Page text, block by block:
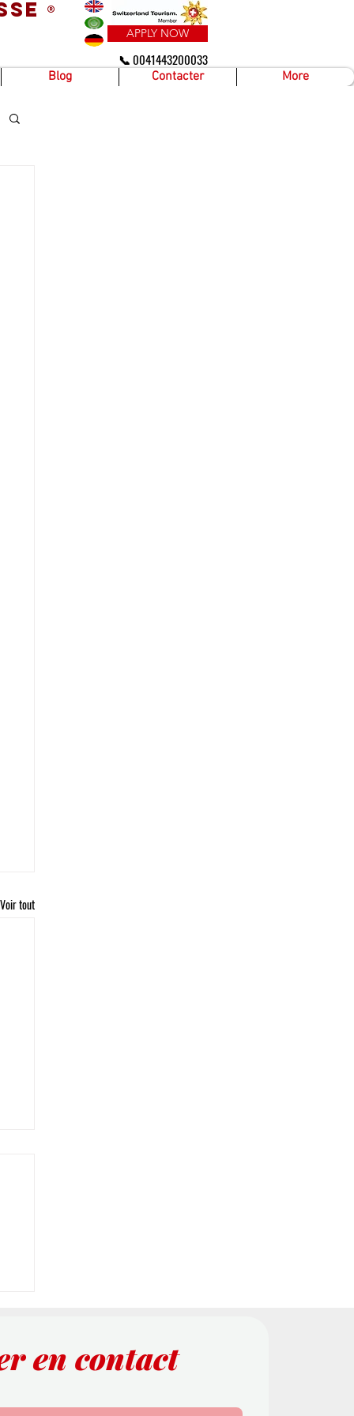
®
APPLY NOW
📞 0041443200033
Blog Contacter More
Voir tout
en contact